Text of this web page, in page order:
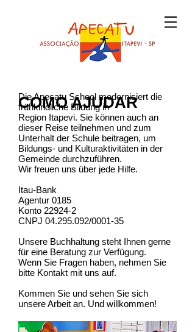
Die Apecatu School modernisiert die
frühkindliche Bildung in
Region Itapevi. Sie können auch an
dieser Reise teilnehmen und zum
Unterhalt der Schule beitragen, um
Bildungs- und Kulturaktivitäten in der
Gemeinde durchzuführen.
Wir freuen uns über jede Hilfe.
Itau-Bank
Agentur 0185
Konto 22924-2
CNPJ 04.295.092/0001-35
Unsere Buchhaltung steht Ihnen gerne
für eine Beratung zur Verfügung.
Wenn Sie Fragen haben, nehmen Sie
bitte Kontakt mit uns auf.
Kommen Sie und sehen Sie sich
unsere Arbeit an. Und willkommen!
COMO AJUDAR